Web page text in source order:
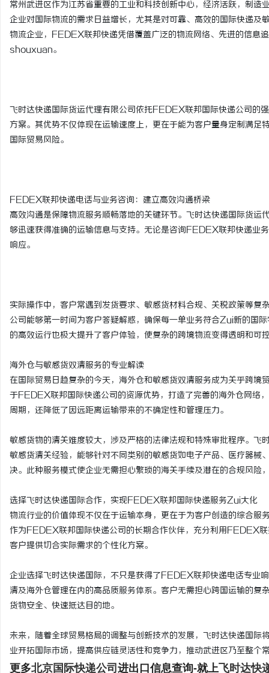
常州武进区作为江苏省重要的工业和科技创新中心，经济活跃，制
企业对国际物流的需求日益增长，尤其是对可靠、高效的国际快递
物流企业，FEDEX联邦快递凭借覆盖广泛的物流网络、先进的信息
shouxuan。
飞时达快递国际货运代理有限公司依托FEDEX联邦国际快递公司的
方案。其优势不仅体现在运输速度上，更在于能为客户量身定制满
国际贸易风险。
FEDEX联邦快递电话与业务咨询：建立高效沟通桥梁
高效沟通是保障物流服务顺畅落地的关键环节。飞时达快递国际货
够迅速获得准确的运输信息与支持。无论是咨询FEDEX联邦快递业
响应。
实际操作中，客户常遇到发货要求、敏感货材料合规、关税政策等
公司能够第一时间为客户答疑解惑，确保每一单业务符合Zui新的国
的高效运行也极大提升了客户体验，使复杂的跨境物流变得透明和可
海外仓与敏感货双清服务的专业解读
在国际贸易日趋复杂的今天，海外仓和敏感货双清服务成为关乎跨
于FEDEX联邦国际快递公司的资源优势，打造了完善的海外仓网络
周期，还降低了因远距离运输带来的不确定性和管理压力。
敏感货物的清关难度较大，涉及严格的法律法规和特殊审批程序。
敏感货清关经验，能够针对不同类别的敏感货如电子产品、医疗器
决。此种服务模式使企业无需担心繁琐的海关手续及潜在的合规风险
选择飞时达快递国际合作，实现FEDEX联邦国际快递服务Zui大化
物流行业的价值体现不仅在于运输本身，更在于为客户创造的综合
作为FEDEX联邦国际快递公司的长期合作伙伴，充分利用FEDEX
客户提供切合实际需求的个性化方案。
企业选择飞时达快递国际，不只是获得了FEDEX联邦快递电话专业
清及海外仓管理在内的高品质服务体系。客户无需担心跨国运输的
货物安全、快速抵达目的地。
未来，随着全球贸易格局的调整与创新技术的发展，飞时达快递国
业开拓国际市场，提高供应链灵活性和竞争力，推动武进区乃至整个
更多北京国际快递公司 进出口信息查询-就上 飞时达快